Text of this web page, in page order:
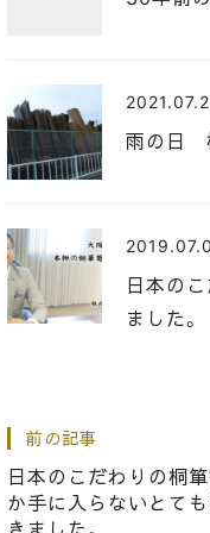
雨の日
日本の
ました。
大阪泉
前の記事
日本のこだわりの桐
か手に入らないとても